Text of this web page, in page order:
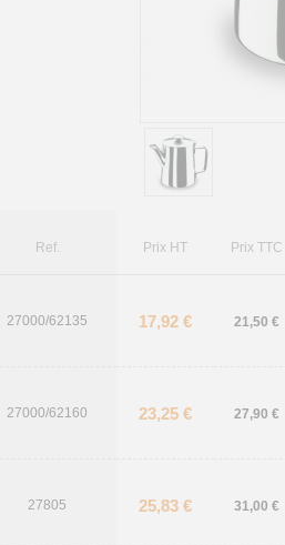
Ref. Prix HT Prix TTC
27000/62135 17,92 € 21,50 €
27000/62160 23,25 € 27,90 €
27805 25,83 € 31,00 €